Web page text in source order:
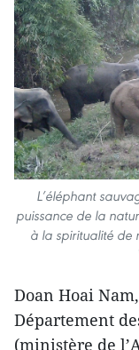
L’éléphant
puissance de la
à la spiritualité de
Doan Hoai
Département
(ministère de